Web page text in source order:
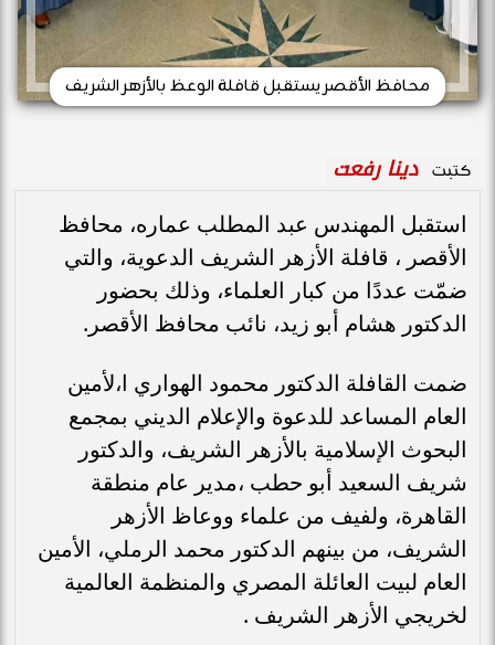
محافظ الأقصر يستقبل قافلة الوعظ بالأزهر الشريف
كتبت دينا رفعت
استقبل المهندس عبد المطلب عماره، محافظ
الأقصر ، قافلة الأزهر الشريف الدعوية، والتي
ضمّت عددًا من كبار العلماء، وذلك بحضور
الدكتور هشام أبو زيد، نائب محافظ الأقصر.
ضمت القافلة الدكتور محمود الهواري ا،لأمين
العام المساعد للدعوة والإعلام الديني بمجمع
البحوث الإسلامية بالأزهر الشريف، والدكتور
شريف السعيد أبو حطب ،مدير عام منطقة
القاهرة، ولفيف من علماء ووعاظ الأزهر
الشريف، من بينهم الدكتور محمد الرملي، الأمين
العام لبيت العائلة المصري والمنظمة العالمية
لخريجي الأزهر الشريف .